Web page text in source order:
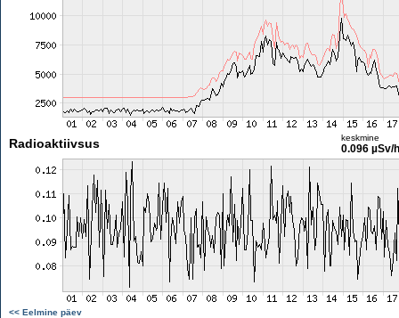
Radioaktiivsus keskmine
0.096 µSv/h
<< Eelmine päev